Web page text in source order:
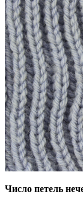
Число петель